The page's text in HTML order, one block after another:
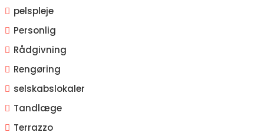
pelspleje
Personlig
Rådgivning
Rengøring
selskabslokaler
Tandlæge
Terrazzo